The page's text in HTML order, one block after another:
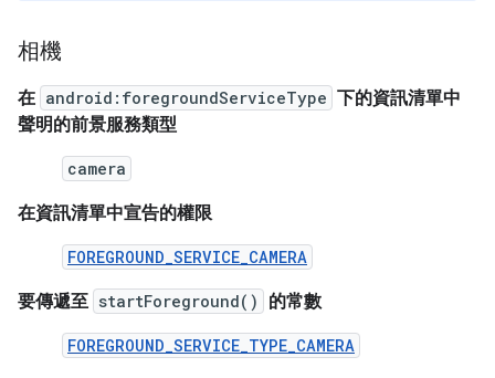
相機
在 android:foregroundServiceType 下的資訊清單中
聲明的前景服務類型
camera
在資訊清單中宣告的權限
FOREGROUND_SERVICE_CAMERA
要傳遞至 startForeground() 的常數
FOREGROUND_SERVICE_TYPE_CAMERA